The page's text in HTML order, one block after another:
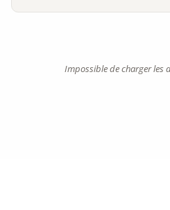
Impossible de charger les